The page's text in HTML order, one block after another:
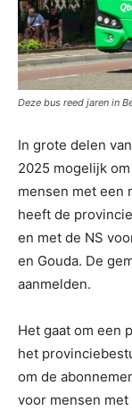
Deze bus reed jaren in
In grote delen
2025 mogelijk
mensen met een
heeft de
en met de NS
en Gouda. De
aanmelden.
Het gaat om een
het
om de
voor mensen